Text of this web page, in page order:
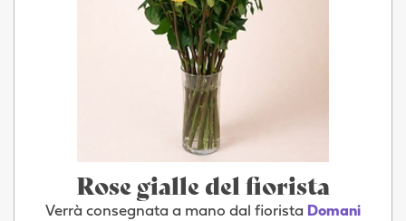
Rose gialle del fiorista
Verrà consegnata a mano dal fiorista Domani